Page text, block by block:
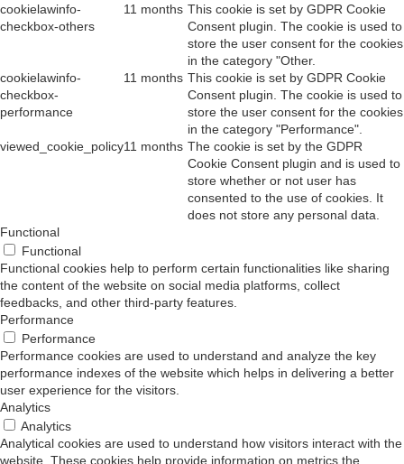
cookielawinfo-
checkbox-others
11 months This cookie is set by GDPR Cookie
Consent plugin. The cookie is used to
store the user consent for the cookies
in the category "Other.
cookielawinfo-
checkbox-
performance
11 months This cookie is set by GDPR Cookie
Consent plugin. The cookie is used to
store the user consent for the cookies
in the category "Performance".
viewed_cookie_policy11 months The cookie is set by the GDPR
Cookie Consent plugin and is used to
store whether or not user has
consented to the use of cookies. It
does not store any personal data.
Functional
Functional
Functional cookies help to perform certain functionalities like sharing
the content of the website on social media platforms, collect
feedbacks, and other third-party features.
Performance
Performance
Performance cookies are used to understand and analyze the key
performance indexes of the website which helps in delivering a better
user experience for the visitors.
Analytics
Analytics
Analytical cookies are used to understand how visitors interact with the
website. These cookies help provide information on metrics the